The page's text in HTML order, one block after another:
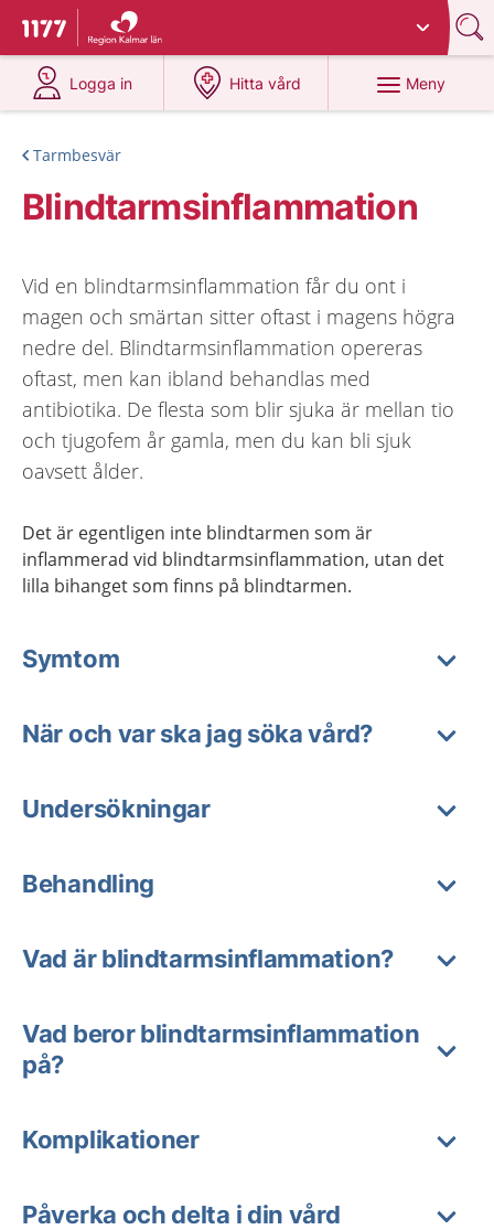
Till startsidan för 1177
Du har valt region
Logga in
på 1177.se
Hitta vård
på 1177.se
Meny
Tarmbesvär
Blindtarmsinflammation
Vid en blindtarmsinflammation får du ont i
magen och smärtan sitter oftast i magens högra
nedre del. Blindtarmsinflammation opereras
oftast, men kan ibland behandlas med
antibiotika. De flesta som blir sjuka är mellan tio
och tjugofem år gamla, men du kan bli sjuk
oavsett ålder.
Det är egentligen inte blindtarmen som är
inflammerad vid blindtarmsinflammation, utan det
lilla bihanget som finns på blindtarmen.
Symtom
När och var ska jag söka vård?
Undersökningar
Behandling
Vad är blindtarmsinflammation?
Vad beror blindtarmsinflammation
på?
Komplikationer
Påverka och delta i din vård